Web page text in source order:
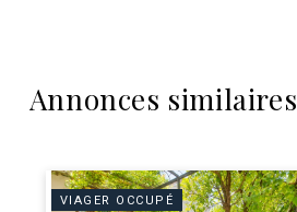
Annonces similaires
VIAGER OCCUPÉ